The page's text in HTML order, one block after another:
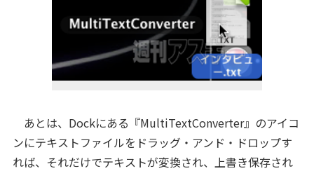
あとは、Dockにある『MultiTextConverter』のアイコ
ンにテキストファイルをドラッグ・アンド・ドロップす
れば、それだけでテキストが変換され、上書き保存され